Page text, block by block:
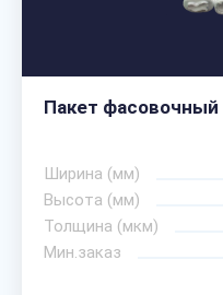
Пакет фасовочный
Ширина (мм)
Высота (мм)
Толщина (мкм)
Мин.заказ